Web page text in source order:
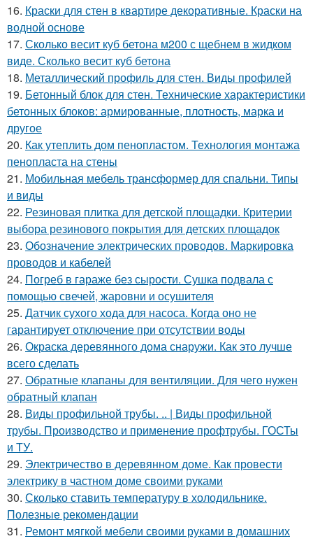
16. Краски для стен в квартире декоративные. Краски на
водной основе
17. Сколько весит куб бетона м200 с щебнем в жидком
виде. Сколько весит куб бетона
18. Металлический профиль для стен. Виды профилей
19. Бетонный блок для стен. Технические характеристики
бетонных блоков: армированные, плотность, марка и
другое
20. Как утеплить дом пенопластом. Технология монтажа
пенопласта на стены
21. Мобильная мебель трансформер для спальни. Типы
и виды
22. Резиновая плитка для детской площадки. Критерии
выбора резинового покрытия для детских площадок
23. Обозначение электрических проводов. Маркировка
проводов и кабелей
24. Погреб в гараже без сырости. Сушка подвала с
помощью свечей, жаровни и осушителя
25. Датчик сухого хода для насоса. Когда оно не
гарантирует отключение при отсутствии воды
26. Окраска деревянного дома снаружи. Как это лучше
всего сделать
27. Обратные клапаны для вентиляции. Для чего нужен
обратный клапан
28. Виды профильной трубы. .. | Виды профильной
трубы. Производство и применение профтрубы. ГОСТы
и ТУ.
29. Электричество в деревянном доме. Как провести
электрику в частном доме своими руками
30. Сколько ставить температуру в холодильнике.
Полезные рекомендации
31. Ремонт мягкой мебели своими руками в домашних